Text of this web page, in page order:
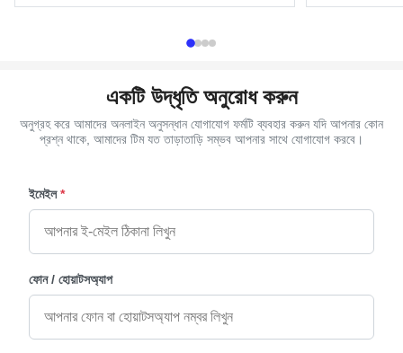
30 days after the order confirmed Payment Term
H9025 Material
একটি উদ্ধৃতি অনুরোধ করুন
অনুগ্রহ করে আমাদের অনলাইন অনুসন্ধান যোগাযোগ ফর্মটি ব্যবহার করুন যদি আপনার কোন
প্রশ্ন থাকে, আমাদের টিম যত তাড়াতাড়ি সম্ভব আপনার সাথে যোগাযোগ করবে।
ইমেইল *
ফোন / হোয়াটসঅ্যাপ